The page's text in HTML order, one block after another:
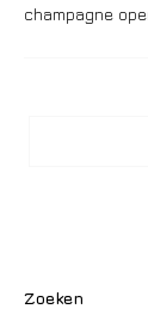
champagne
Zoeken